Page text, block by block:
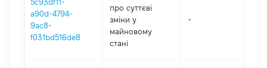
5c93df11-
a90d-4794-
9ac8-
f031bd516de8
про суттєві
зміни y
майновому
стані
-